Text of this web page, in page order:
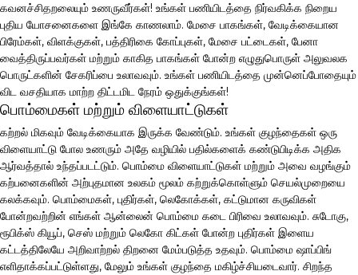
கவனச்சிதறலையும் உணருவீர்கள்! உங்கள் பணியிடத்தை நிர்வகிக்க நிறைய
புதிய யோசனைகளை இங்கே காணலாம். மேசை பாகங்கள், வேடிக்கையான
பிரேம்கள், விளக்குகள், பத்திரிகை கோப்புகள், மேசை பட்டைகள், பேனா
வைத்திருப்பவர்கள் மற்றும் காகித பாகங்கள் போன்ற எழுதுபொருள் அலுவலக
பொருட்களின் சேகரிப்பை உலாவவும். உங்கள் பணியிடத்தை முன்னெப்போதையும்
விட வசதியாக மாற்ற திட்டமிட நேரம் ஒதுக்குங்கள்!
பொம்மைகள் மற்றும் விளையாட்டுகள்
கற்றல் மிகவும் வேடிக்கையாக இருக்க வேண்டும். உங்கள் குழந்தைகள் ஒரு
விளையாட்டு போல உணரும் அதே வழியில் பதில்களைக் கண்டுபிடிக்க அதிக
ஆர்வத்தால் உந்தப்படட்டும். பொம்மை விளையாட்டுகள் மற்றும் அவை வழங்கும்
கற்பனைகளின் அற்புதமான உலகம் மூலம் கற்றுக்கொள்ளும் செயல்முறையை
கலக்கவும். பொம்மைகள், புதிர்கள், லெகோக்கள், கட்டுமான கருவிகள்
போன்றவற்றின் எங்கள் ஆன்லைன் பொம்மை கடை பிரிவை உலாவவும். சுடோகு,
ரூபிக்ஸ் கியூப், செஸ் மற்றும் லெகோ கிட்கள் போன்ற புதிர்கள் இளைய
கட்டத்திலேயே அறிவாற்றல் திறனை மேம்படுத்த உதவும். பொம்மை ஷாப்பிங்
எளிதாக்கப்பட்டுள்ளது, மேலும் உங்கள் குழந்தை மகிழ்ச்சியடைவார். சிறந்த